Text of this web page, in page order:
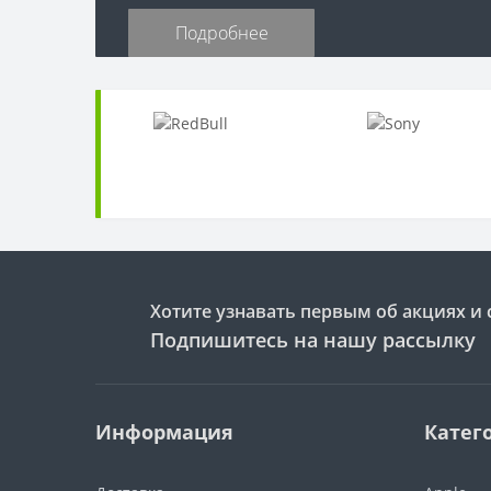
Презентеры
Флеш накопители
Кухонные принадлежности
Сковороды
Подробнее
Хотите узнавать первым об акциях и
Подпишитесь на нашу рассылку
Информация